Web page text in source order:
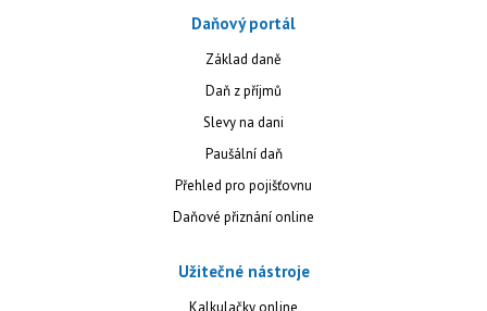
Daňový portál
Základ daně
Daň z příjmů
Slevy na dani
Paušální daň
Přehled pro pojišťovnu
Daňové přiznání online
Užitečné nástroje
Kalkulačky online